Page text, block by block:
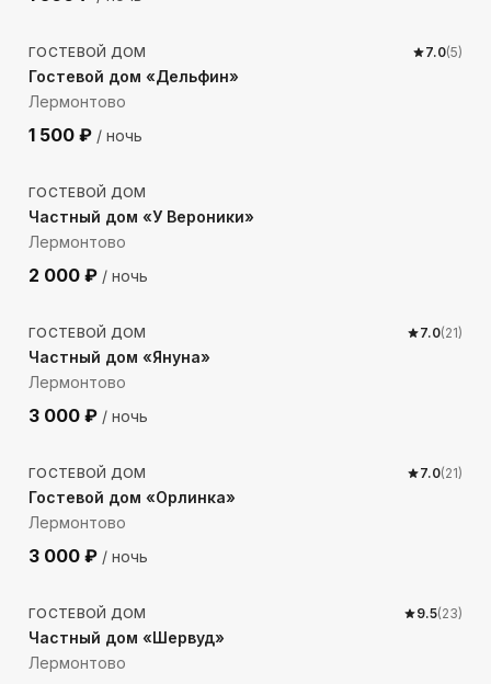
378м до моря
ГОСТЕВОЙ ДОМ 7.0(5)
Гостевой дом «Дельфин»
Лермонтово
1 500 ₽ / ночь
865 м до моря
ГОСТЕВОЙ ДОМ
Частный дом «У Вероники»
Лермонтово
2 000 ₽ / ночь
300м до моря
ГОСТЕВОЙ ДОМ 7.0(21)
Частный дом «Януна»
Лермонтово
3 000 ₽ / ночь
486м до моря
ГОСТЕВОЙ ДОМ 7.0(21)
Гостевой дом «Орлинка»
Лермонтово
3 000 ₽ / ночь
835м до моря
ГОСТЕВОЙ ДОМ 9.5(23)
Частный дом «Шервуд»
Лермонтово